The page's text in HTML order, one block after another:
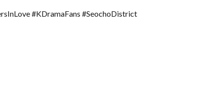
#KDramaFans #SeochoDistrict